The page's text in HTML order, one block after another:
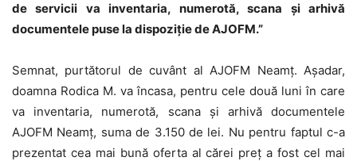
de servicii va inventaria, numerotă, scana şi arhivă
documentele puse la dispoziţie de AJOFM.”
Semnat, purtătorul de cuvânt al AJOFM Neamţ. Aşadar,
doamna Rodica M. va încasa, pentru cele două luni în care
va inventaria, numerotă, scana şi arhivă documentele
AJOFM Neamţ, suma de 3.150 de lei. Nu pentru faptul c-a
prezentat cea mai bună oferta al cărei preţ a fost cel mai